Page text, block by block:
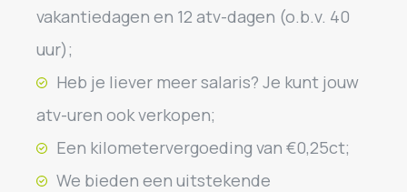
vakantiedagen en 12 atv-dagen (o.b.v. 40
uur);
Heb je liever meer salaris? Je kunt jouw
atv-uren ook verkopen;
Een kilometervergoeding van €0,25ct;
We bieden een uitstekende